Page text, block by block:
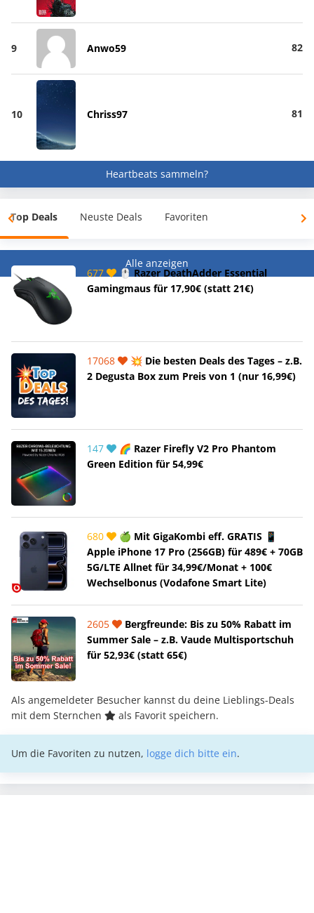
9 Anwo59 82
10 Chriss97 81
Heartbeats sammeln?
Top Deals Neuste Deals Favoriten
Alle anzeigen
677
🖱️ Razer DeathAdder Essential
Gamingmaus für 17,90€ (statt 21€)
17068
💥 Die besten Deals des Tages – z.B.
2 Degusta Box zum Preis von 1 (nur 16,99€)
147
🌈 Razer Firefly V2 Pro Phantom
Green Edition für 54,99€
680
🍏 Mit GigaKombi eff. GRATIS 📱
Apple iPhone 17 Pro (256GB) für 489€ + 70GB
5G/LTE Allnet für 34,99€/Monat + 100€
Wechselbonus (Vodafone Smart Lite)
2605
Bergfreunde: Bis zu 50% Rabatt im
Summer Sale – z.B. Vaude Multisportschuh
für 52,93€ (statt 65€)
Als angemeldeter Besucher kannst du deine Lieblings-Deals
mit dem Sternchen
als Favorit speichern.
Um die Favoriten zu nutzen, logge dich bitte ein.